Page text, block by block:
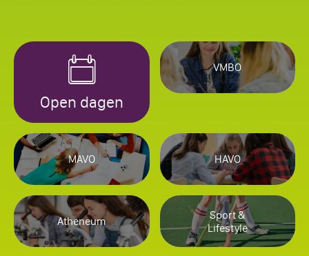
Open dagen
VMBO
MAVO HAVO
Atheneum
Sport &
Lifestyle